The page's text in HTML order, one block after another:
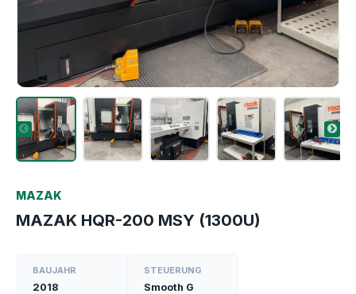
MAZAK
MAZAK HQR-200 MSY (1300U)
BAUJAHR
2018
STEUERUNG
Smooth G